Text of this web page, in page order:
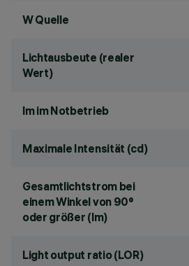
W Quelle
Lichtausbeute (realer
Wert)
lm im Notbetrieb
Maximale Intensität (cd)
Gesamtlichtstrom bei
einem Winkel von 90°
oder größer (lm)
Light output ratio (LOR)